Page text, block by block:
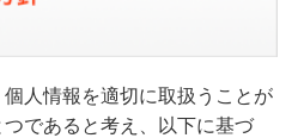
人情報を適切に取扱うことが
であると考え、以下に基づ